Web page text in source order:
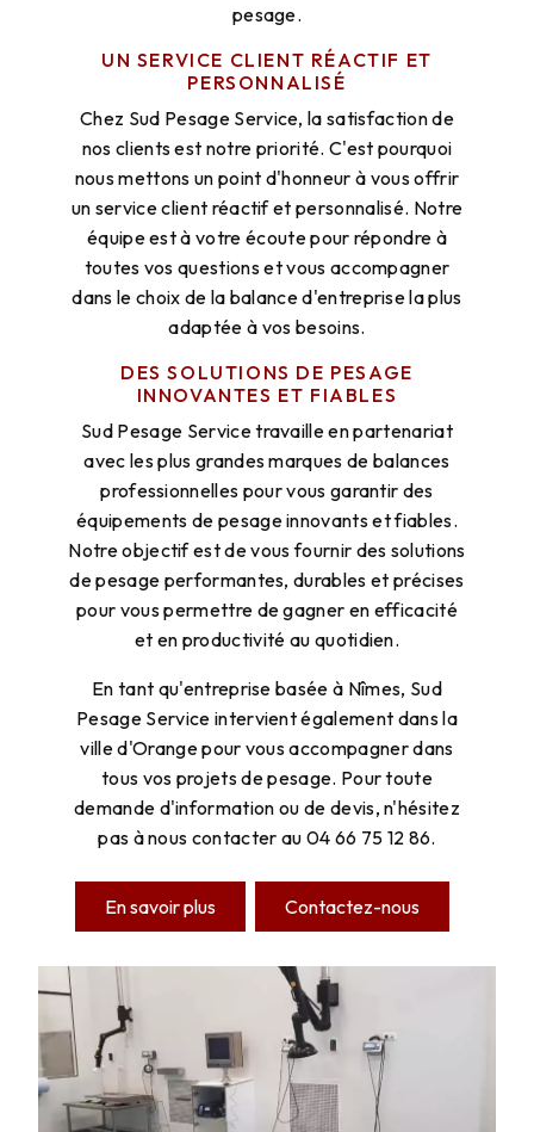
pesage.
UN SERVICE CLIENT RÉACTIF ET
PERSONNALISÉ
Chez Sud Pesage Service, la satisfaction de
nos clients est notre priorité. C'est pourquoi
nous mettons un point d'honneur à vous offrir
un service client réactif et personnalisé. Notre
équipe est à votre écoute pour répondre à
toutes vos questions et vous accompagner
dans le choix de la balance d'entreprise la plus
adaptée à vos besoins.
DES SOLUTIONS DE PESAGE
INNOVANTES ET FIABLES
Sud Pesage Service travaille en partenariat
avec les plus grandes marques de balances
professionnelles pour vous garantir des
équipements de pesage innovants et fiables.
Notre objectif est de vous fournir des solutions
de pesage performantes, durables et précises
pour vous permettre de gagner en efficacité
et en productivité au quotidien.
En tant qu'entreprise basée à Nîmes, Sud
Pesage Service intervient également dans la
ville d'Orange pour vous accompagner dans
tous vos projets de pesage. Pour toute
demande d'information ou de devis, n'hésitez
pas à nous contacter au 04 66 75 12 86.
En savoir plus Contactez-nous